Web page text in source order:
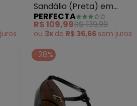
juros
Sandália (Preta) em
Material Nobuck
PERFECTA
R$ 109,99R$ 139,99
ou 3x de R$ 36,66 sem juros
-28%